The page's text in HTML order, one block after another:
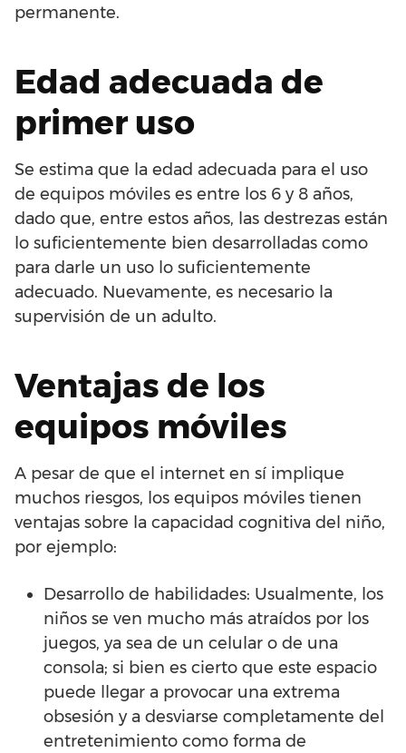
permanente.
Edad adecuada de
primer uso
Se estima que la edad adecuada para el uso
de equipos móviles es entre los 6 y 8 años,
dado que, entre estos años, las destrezas están
lo suficientemente bien desarrolladas como
para darle un uso lo suficientemente
adecuado. Nuevamente, es necesario la
supervisión de un adulto.
Ventajas de los
equipos móviles
A pesar de que el internet en sí implique
muchos riesgos, los equipos móviles tienen
ventajas sobre la capacidad cognitiva del niño,
por ejemplo:
Desarrollo de habilidades: Usualmente, los
niños se ven mucho más atraídos por los
juegos, ya sea de un celular o de una
consola; si bien es cierto que este espacio
puede llegar a provocar una extrema
obsesión y a desviarse completamente del
entretenimiento como forma de